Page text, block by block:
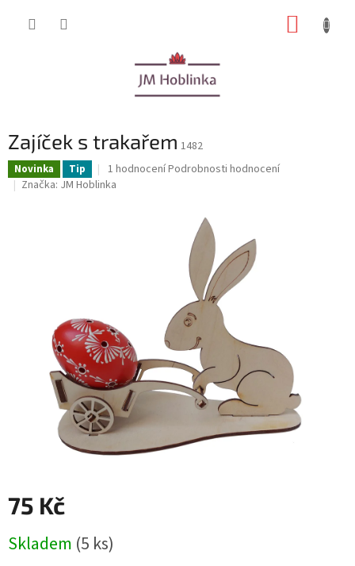
Zajíček s trakařem 1482
Novinka Tip
Průměrné
hodnocení
1 hodnoceníPodrobnosti hodnocení
Značka: JM Hoblinka
75 Kč
cena:
Skladem (5 ks)